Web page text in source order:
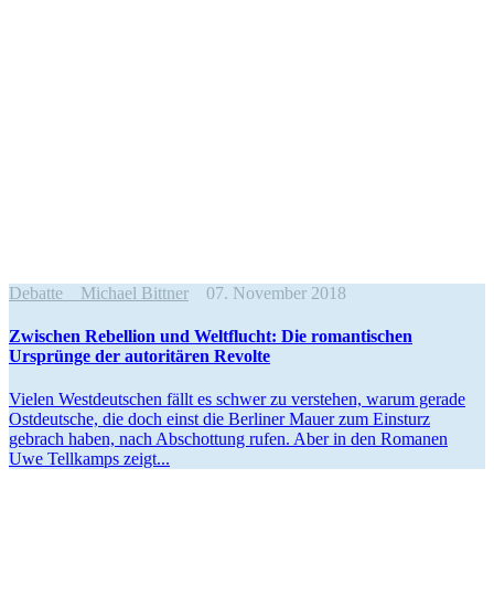
Debatte Michael Bittner 07. November 2018
Zwischen Rebellion und Weltflucht: Die roman­ti­schen
Ursprünge der autori­tären Revolte
Vielen West­deut­schen fällt es schwer zu ver­ste­hen, warum gerade
Ost­deut­sche, die doch einst die Ber­li­ner Mauer zum Ein­sturz
gebrach haben, nach Abschot­tung rufen. Aber in den Romanen
Uwe Tell­kamps zeigt...